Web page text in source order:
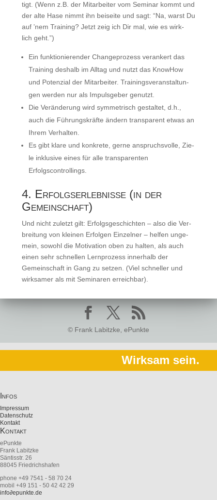
tigt. (Wenn z.B. der Mit­ar­bei­ter vom Semi­nar kommt und
der alte Hase nimmt ihn bei­sei­te und sagt: “Na, warst Du
auf ’nem Trai­ning? Jetzt zeig ich Dir mal, wie es wirk­
lich geht.”)
Ein funk­tio­nie­ren­der Chan­ge­pro­zess ver­an­kert das
Trai­ning des­halb im All­tag und nutzt das Know­How
und Poten­zi­al der Mit­ar­bei­ter. Trai­nings­ver­an­stal­tun­
gen wer­den nur als Impuls­ge­ber genutzt.
Die Ver­än­de­rung wird sym­me­trisch gestal­tet, d.h.,
auch die Füh­rungs­kräf­te ändern trans­pa­rent etwas an
Ihrem Verhalten.
Es gibt kla­re und kon­kre­te, ger­ne anspruchs­vol­le, Zie­
le inklu­si­ve eines für alle trans­pa­ren­ten
Erfolgscontrollings.
4. Erfolgserlebnisse (in der
Gemeinschaft)
Und nicht zuletzt gilt: Erfolgs­ge­schich­ten – also die Ver­
brei­tung von klei­nen Erfol­gen Ein­zel­ner – hel­fen unge­
mein, sowohl die Moti­va­ti­on oben zu hal­ten, als auch
einen sehr schnel­len Lern­pro­zess inner­halb der
Gemein­schaft in Gang zu set­zen. (Viel schnel­ler und
wirk­sa­mer als mit Semi­na­ren erreichbar).
Wirksam sein.
Infos
Impressum
Datenschutz
Kontakt
Kontakt
ePunkte
Frank Labitzke
Säntisstr. 26
88045 Friedrichshafen
phone +49 7541 - 58 70 24
mobil +49 151 - 50 42 42 29
info∂epunkte.de
© Frank Labitzke, ePunkte